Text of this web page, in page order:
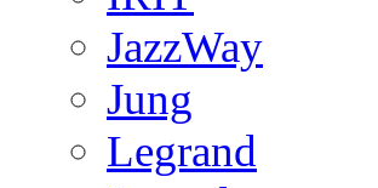
JazzWay
Jung
Legrand